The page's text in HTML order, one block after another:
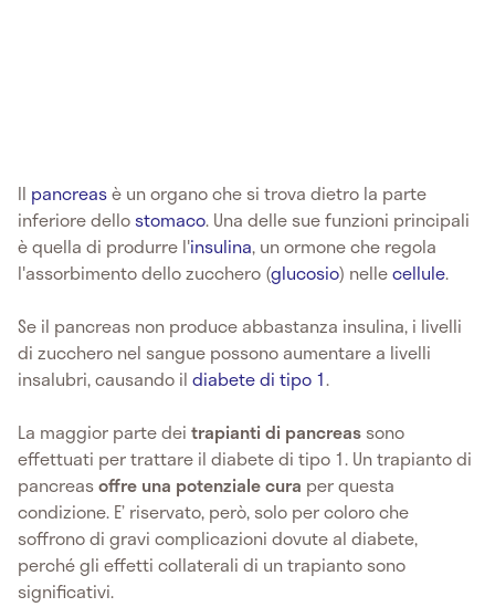
Il pancreasè un organo che si trova dietro la parte
inferiore dellostomaco. Una delle sue funzioni principali
è quella di produrre l'insulina, un ormone che regola
l'assorbimento dello zucchero (glucosio) nellecellule.
Se il pancreas non produce abbastanza insulina, i livelli
di zucchero nel sangue possono aumentare a livelli
insalubri, causando il diabete di tipo 1.
La maggior parte dei trapianti di pancreas sono
effettuati per trattare il diabete di tipo 1. Un trapianto di
pancreasoffre una potenziale cura per questa
condizione. E’ riservato, però, solo per coloro che
soffrono di gravi complicazioni dovute al diabete,
perché gli effetti collaterali di un trapianto sono
significativi.